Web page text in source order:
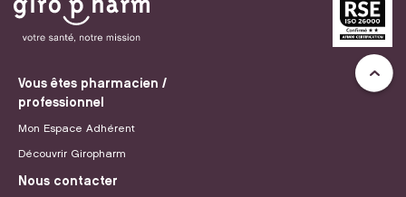
Vous êtes pharmacien /
professionnel
Mon Espace Adhérent
Découvrir Giropharm
Nous contacter